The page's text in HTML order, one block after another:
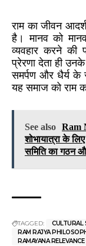
राम का जीवन
है। मानव को
व्यवहार करने की
प्रेरणा देता ही
समर्पण और धैर्य के
यह समाज को राम
See also Ram
शोभायात्रा के
समिति का गठन
TAGGED: CULTURAL
RAM RAJYA
RAMAYANA RELEVANCE